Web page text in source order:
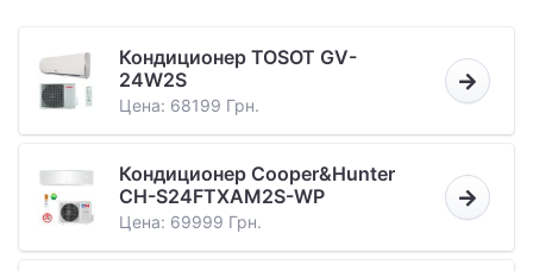
Кондиционер TOSOT GV-
24W2S
Цена: 68199 Грн.
Кондиционер Cooper&Hunter
CH-S24FTXAM2S-WP
Цена: 69999 Грн.